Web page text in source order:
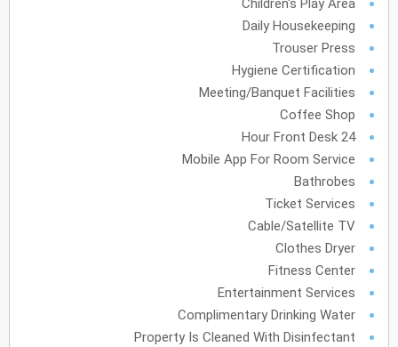
حالأحد نالاثنينثالثلاثاء
مايو 2028
حالأحد نالاثنين
حالأحد نالاثنينثالثلاثاء
يوليو 2028
حالأحد ن الاثنين ثالثلاثاء ر الأربعاءخ الخميس
جالجمعة
Children's Play Area
Daily Housekeeping
Trouser Press
Hygiene Certification
Meeting/Banquet Facilities
Coffee Shop
24 Hour Front Desk
Mobile App For Room Service
Bathrobes
Ticket Services
Cable/Satellite TV
Clothes Dryer
Fitness Center
Entertainment Services
Complimentary Drinking Water
Property Is Cleaned With Disinfectant